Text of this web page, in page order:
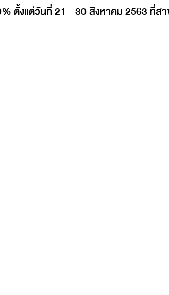
ตั้งแต่วันที่ 21 - 30 สิงหาคม 2563 ที่ส